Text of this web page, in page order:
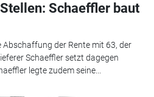
Schaeffler baut
Abschaffung der Rente mit 63, der
Schaeffler setzt dagegen
legte zudem seine...